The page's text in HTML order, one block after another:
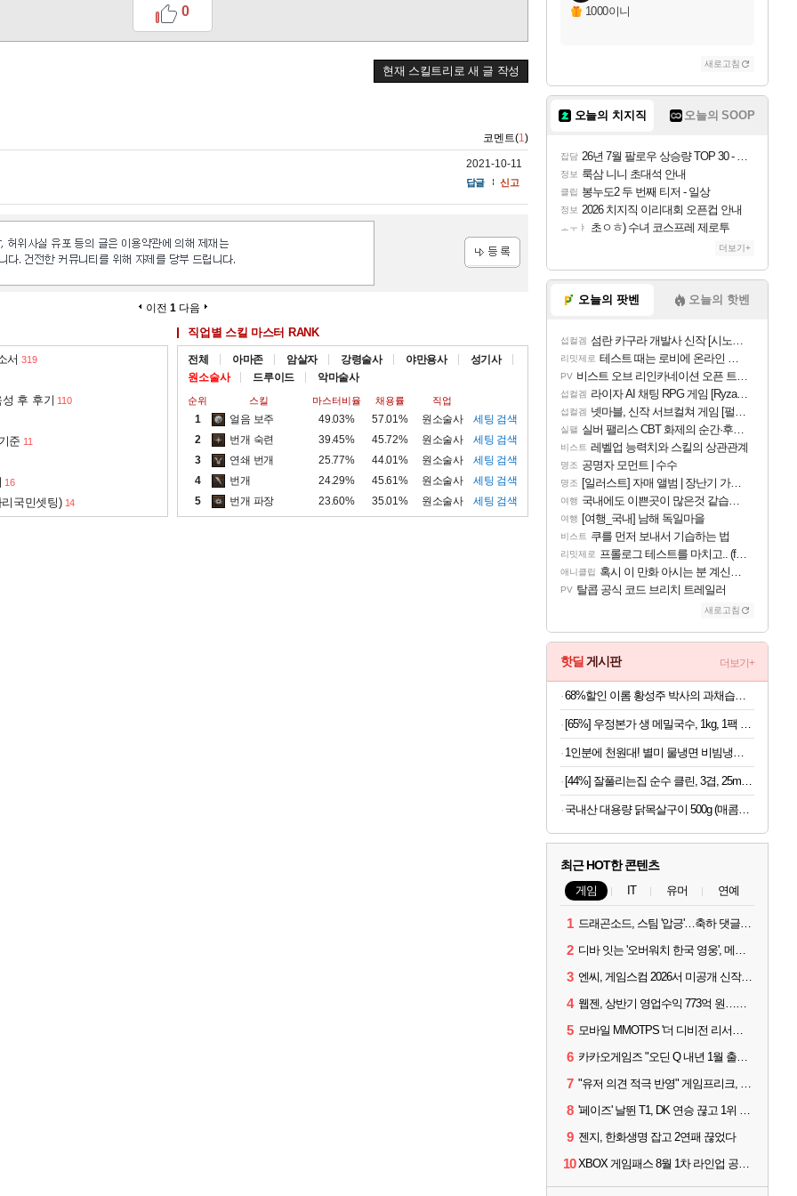
0
현재 스킬트리로 새 글 작성
코멘트(1)
2021-10-11
답글 신고
이전 1 다음
서 319
후 후기 110
준 11
16
국민셋팅) 14
직업별 스킬 마스터 RANK
전체 아마존 암살자 강령술사 야만용사
성기사
원소술사
드루이드 악마술사
순위 스킬 마스터비율 채용률 직업
1 얼음 보주 49.03% 57.01% 원소술사 세팅 검색
2
번개 숙련 39.45% 45.72% 원소술사 세팅 검색
3
연쇄 번개 25.77% 44.01% 원소술사 세팅 검색
4
번개 24.29% 45.61% 원소술사 세팅 검색
5
번개 파장 23.60% 35.01% 원소술사 세팅 검색
1000이니
새로고침
오늘의 치지직 오늘의 SOOP
잡담 26년 7월 팔로우 상승량 TOP 30 - 월간 치지직
정보 룩삼 니니 초대석 안내
클립 봉누도2 두 번째 티저 - 일상
정보 2026 치지직 이리대회 오픈컵 안내
ㅗㅜㅑ 초ㅇㅎ) 수녀 코스프레 제로투
더보기+
오늘의 팟벤 오늘의 핫벤
섭컬겜 섬란 카구라 개발사 신작 [시노비 넥서스] 연내 출시 예정
리밋제로 테스트 때는 로비에 온라인 기능이 있는데
PV 비스트 오브 리인카네이션 오픈 트레일러
섭컬겜 라이자 AI 채팅 RPG 게임 [RyzaChat: AI] 공개
섭컬겜 넷마블, 신작 서브컬쳐 게임 [펄 인 블루] 티저 사이트 오픈
실팰 실버 팰리스 CBT 화제의 순간·후기 모음
비스트 레벨업 능력치와 스킬의 상관관계
명조 공명자 모먼트 | 수수
명조 [일러스트] 자매 앨범 | 장난기 가득한 오후의 공원 (리메이크판)
여행 국내에도 이쁜곳이 많은것 같습니다
여행 [여행_국내] 남해 독일마을
비스트 쿠를 먼저 보내서 기습하는 법
리밋제로 프롤로그 테스트를 마치고.. (feat. 리아)
애니클립 혹시 이 만화 아시는 분 계신가요
PV 탈콥 공식 코드 브리치 트레일러
새로고침
핫딜 게시판 더보기+
국내산 대용량 닭목살구이 500g (매콤or달콤)
최근 HOT한 콘텐츠
게임 IT 유머 연예
1 드래곤소드, 스팀 '압긍'…축하 댓글 달고 게임 코드 받자!
2 디바 잇는 '오버워치 한국 영웅', 메카 파일럿 디몬 나온다
3 엔씨, 게임스컴 2026서 미공개 신작 최초 공개
4 웹젠, 상반기 영업수익 773억 원…순이익 89% 증가
5 모바일 MMOTPS '더 디비전 리서전스', 6일 스팀에도 출시
6 카카오게임즈 "오딘 Q 내년 1월 출시, 연기는 없다"
7 "유저 의견 적극 반영" 게임프리크, 비스트 오브 리인카네이션 개선 나선다
8 '페이즈' 날뛴 T1, DK 연승 끊고 1위 지켜
9 젠지, 한화생명 잡고 2연패 끊었다
10 XBOX 게임패스 8월 1차 라인업 공개... '비스트 오브 리인카네이션' 즉시 합류